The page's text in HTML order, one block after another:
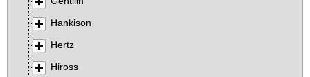
Hankison
Hertz
Hiross